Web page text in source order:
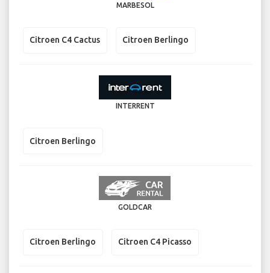
MARBESOL
Citroen C4 Cactus Citroen Berlingo
INTERRENT
Citroen Berlingo
GOLDCAR
Citroen Berlingo Citroen C4 Picasso